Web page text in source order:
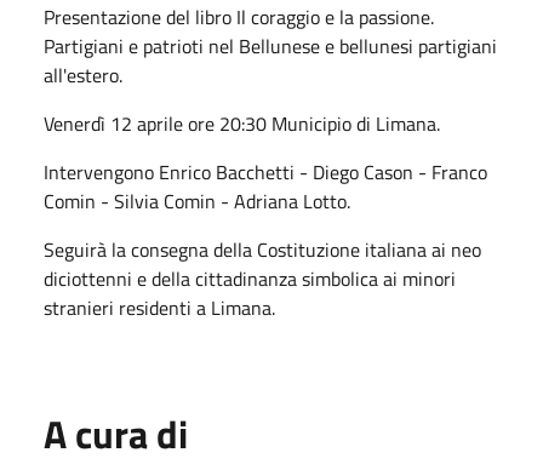
Presentazione del libro Il coraggio e la passione.
Partigiani e patrioti nel Bellunese e bellunesi partigiani
all'estero.
Venerdì 12 aprile ore 20:30 Municipio di Limana.
Intervengono Enrico Bacchetti - Diego Cason - Franco
Comin - Silvia Comin - Adriana Lotto.
Seguirà la consegna della Costituzione italiana ai neo
diciottenni e della cittadinanza simbolica ai minori
stranieri residenti a Limana.
A cura di